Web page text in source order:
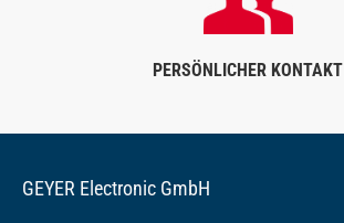
PERSÖNLICHER KONTAKT
GEYER Electronic GmbH